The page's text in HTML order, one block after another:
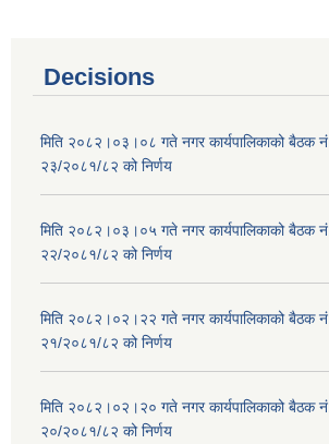
Decisions
मिति २०८२।०३।०८ गते नगर कार्यपालिकाको बैठक नं.
२३/२०८१/८२ को निर्णय
मिति २०८२।०३।०५ गते नगर कार्यपालिकाको बैठक नं.
२२/२०८१/८२ को निर्णय
मिति २०८२।०२।२२ गते नगर कार्यपालिकाको बैठक नं.
२१/२०८१/८२ को निर्णय
मिति २०८२।०२।२० गते नगर कार्यपालिकाको बैठक नं.
२०/२०८१/८२ को निर्णय